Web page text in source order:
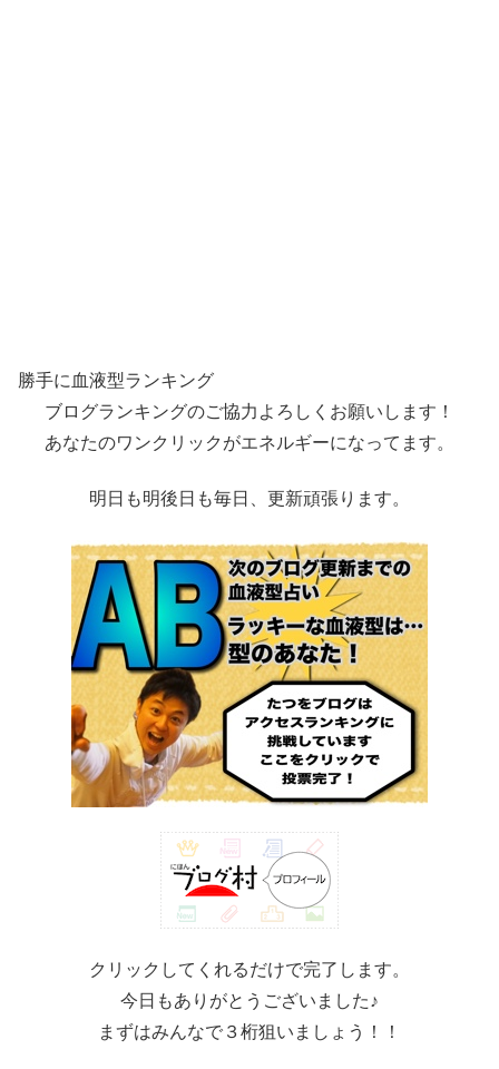
勝手に血液型ランキング
ブログランキングのご協力よろしくお願いします！
あなたのワンクリックがエネルギーになってます。
明日も明後日も毎日、更新頑張ります。
クリックしてくれるだけで完了します。
今日もありがとうございました♪
まずはみんなで３桁狙いましょう！！